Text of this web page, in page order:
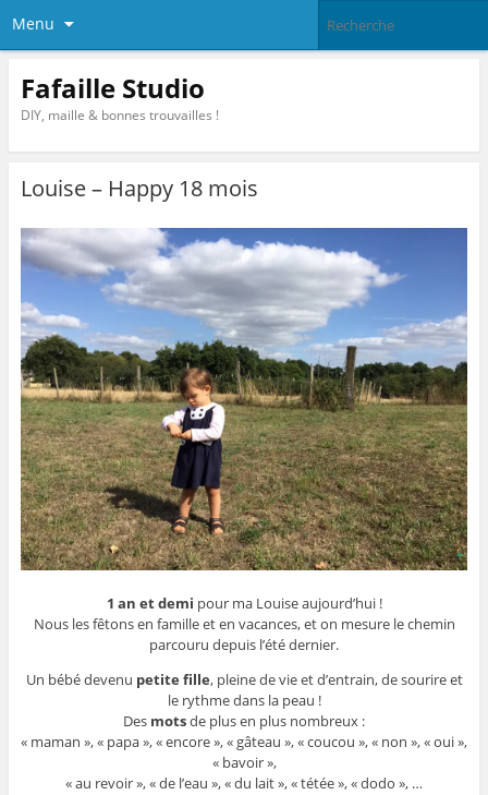
Menu
Fafaille Studio
DIY, maille & bonnes trouvailles !
Louise – Happy 18 mois
1 an et demi pour ma Louise aujourd’hui !
Nous les fêtons en famille et en vacances, et on mesure le chemin
parcouru depuis l’été dernier.
Un bébé devenu petite fille, pleine de vie et d’entrain, de sourire et
le rythme dans la peau !
Des motsde plus en plus nombreux :
« maman », « papa », « encore », « gâteau », « coucou », « non », « oui »,
« bavoir »,
« au revoir », « de l’eau », « du lait », « tétée », « dodo », …